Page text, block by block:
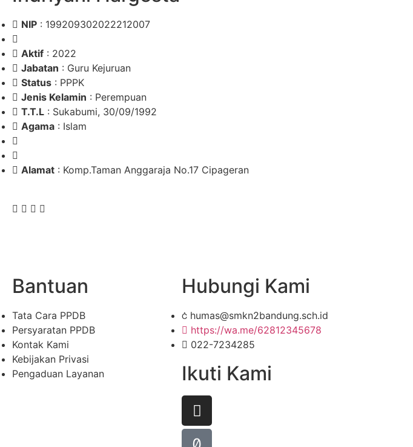
NIP : 199209302022212007
Aktif : 2022
Jabatan : Guru Kejuruan
Status : PPPK
Jenis Kelamin : Perempuan
T.T.L : Sukabumi, 30/09/1992
Agama : Islam
Alamat : Komp.Taman Anggaraja No.17 Cipageran
Bantuan
Tata Cara PPDB
Persyaratan PPDB
Kontak Kami
Kebijakan Privasi
Pengaduan Layanan
Hubungi Kami
humas@smkn2bandung.sch.id
https://wa.me/62812345678
022-7234285
Ikuti Kami